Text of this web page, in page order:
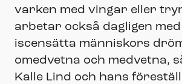
varken med vingar eller
arbetar också dagligen
iscensätta människors
omedvetna och medvetna,
Kalle Lind och hans